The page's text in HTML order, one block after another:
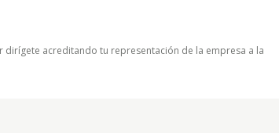
dirígete acreditando tu representación de la empresa a la